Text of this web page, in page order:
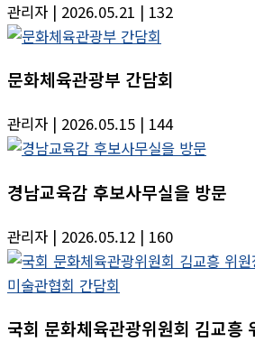
관리자 | 2026.05.21 | 132
문화체육관광부 간담회
관리자 | 2026.05.15 | 144
경남교육감 후보사무실을 방문
관리자 | 2026.05.12 | 160
국회 문화체육관광위원회 김교흥